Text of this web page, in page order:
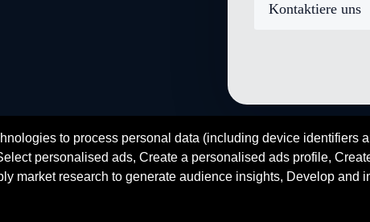
to process personal data (including device identifiers
personalised ads, Create a personalised ads profile,
market research to generate audience insights, Develop and
Kontaktiere uns
fr en es zh ar
hi
© 2026 SENDEYO - All rights reserved